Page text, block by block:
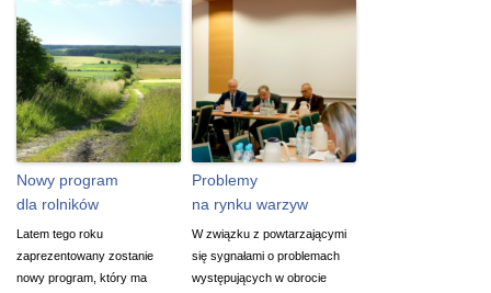
Nowy program
dla rolników
Latem tego roku
zaprezentowany zostanie
nowy program, który ma
Problemy
na rynku warzyw
W związku z powtarzającymi
się sygnałami o problemach
występujących w obrocie